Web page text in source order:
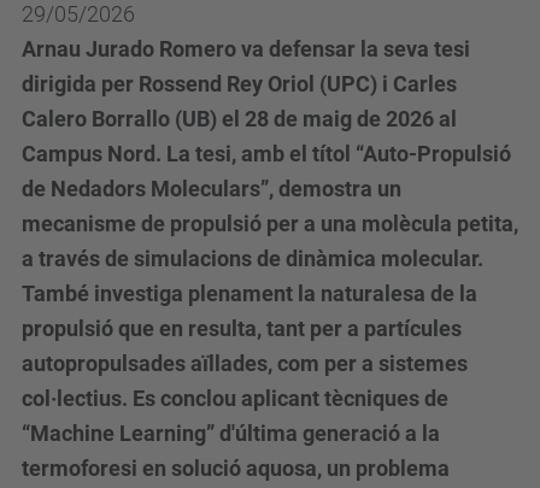
29/05/2026
Arnau Jurado Romero va defensar la seva tesi
dirigida per Rossend Rey Oriol (UPC) i Carles
Calero Borrallo (UB) el 28 de maig de 2026 al
Campus Nord. La tesi, amb el títol “Auto-Propulsió
de Nedadors Moleculars”, demostra un
mecanisme de propulsió per a una molècula petita,
a través de simulacions de dinàmica molecular.
També investiga plenament la naturalesa de la
propulsió que en resulta, tant per a partícules
autopropulsades aïllades, com per a sistemes
col·lectius. Es conclou aplicant tècniques de
“Machine Learning” d'última generació a la
termoforesi en solució aquosa, un problema